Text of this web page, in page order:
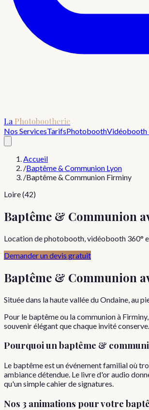
La Photobootherie
Nos ServicesTarifsPhotoboothVidéobooth
Accueil
/Baptême & Communion Lyon
/Baptême & Communion Firminy
Loire (42)
Baptême & Communion
Location de photobooth, vidéobooth 360°
Demander un devis gratuit
Baptême & Communion
Située dans la haute vallée du Ondaine, au
Pour le baptême ou la communion à
souvenir élégant que chaque invité
Pourquoiunbaptême &
Le baptême est un événement familial où
ambiance détendue. Le livre d'or audio
qu'un simple cahier de signatures.
Nos 3 animations pour votre